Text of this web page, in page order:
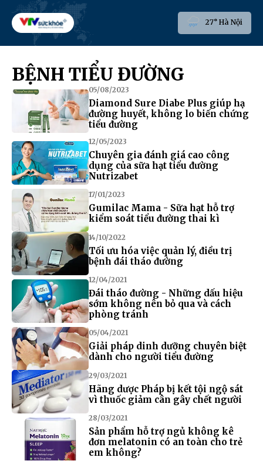
27° Hà Nội
BỆNH TIỂU ĐƯỜNG
05/08/2023
Diamond Sure Diabe Plus giúp hạ
đường huyết, không lo biến chứng
tiểu đường
12/05/2023
Chuyên gia đánh giá cao công
dụng của sữa hạt tiểu đường
Nutrizabet
17/01/2023
Gumilac Mama - Sữa hạt hỗ trợ
kiểm soát tiểu đường thai kì
14/10/2022
Tối ưu hóa việc quản lý, điều trị
bệnh đái tháo đường
12/04/2021
Đái tháo đường - Những dấu hiệu
sớm không nên bỏ qua và cách
phòng tránh
05/04/2021
Giải pháp dinh dưỡng chuyên biệt
dành cho người tiểu đường
29/03/2021
Hãng dược Pháp bị kết tội ngộ sát
vì thuốc giảm cân gây chết người
28/03/2021
Sản phẩm hỗ trợ ngủ không kê
đơn melatonin có an toàn cho trẻ
em không?